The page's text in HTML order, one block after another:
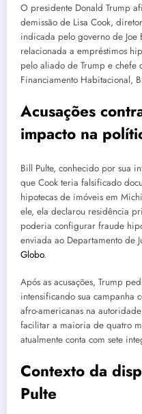
O presidente Donald Trump
demissão de Lisa Cook,
indicada pelo governo de
relacionada a empréstimos
pelo aliado de Trump e chefe
Financiamento Habitacional,
Acusações
impacto na
Bill Pulte, conhecido por sua
que Cook teria falsificado
hipotecas de imóveis em
ele, ela declarou residência
poderia configurar fraude
enviada ao Departamento de
Globo.
Após as acusações, Trump
intensificando sua campanha
afro-americanas na
facilitar a maioria de quatro
atualmente conta com sete
Contexto da
Pulte